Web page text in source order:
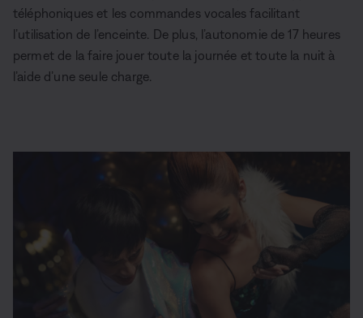
téléphoniques et les commandes vocales facilitant
l’utilisation de l’enceinte. De plus, l’autonomie de 17 heures
permet de la faire jouer toute la journée et toute la nuit à
l’aide d’une seule charge.